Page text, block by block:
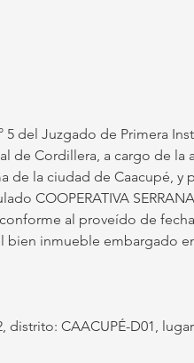
5 del Juzgado de Primera
de Cordillera, a cargo de la
de la ciudad de Caacupé, y
COOPERATIVA
conforme al proveído de
bien inmueble embargado
distrito: CAACUPÉ-D01,